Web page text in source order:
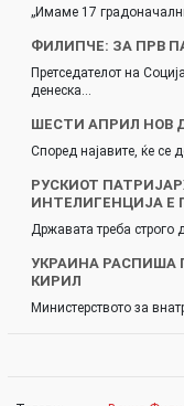
„Имаме 17
ФИЛИПЧЕ: ЗА ПРВ
Претседателот на
денеска…
ШЕСТИ АПРИЛ НОВ
Според најавите, ќе се
РУСКИОТ
ИНТЕЛИГЕНЦИЈА Е
Државата треба строго
УКРАИНА РАСПИША
КИРИЛ
Министерството за